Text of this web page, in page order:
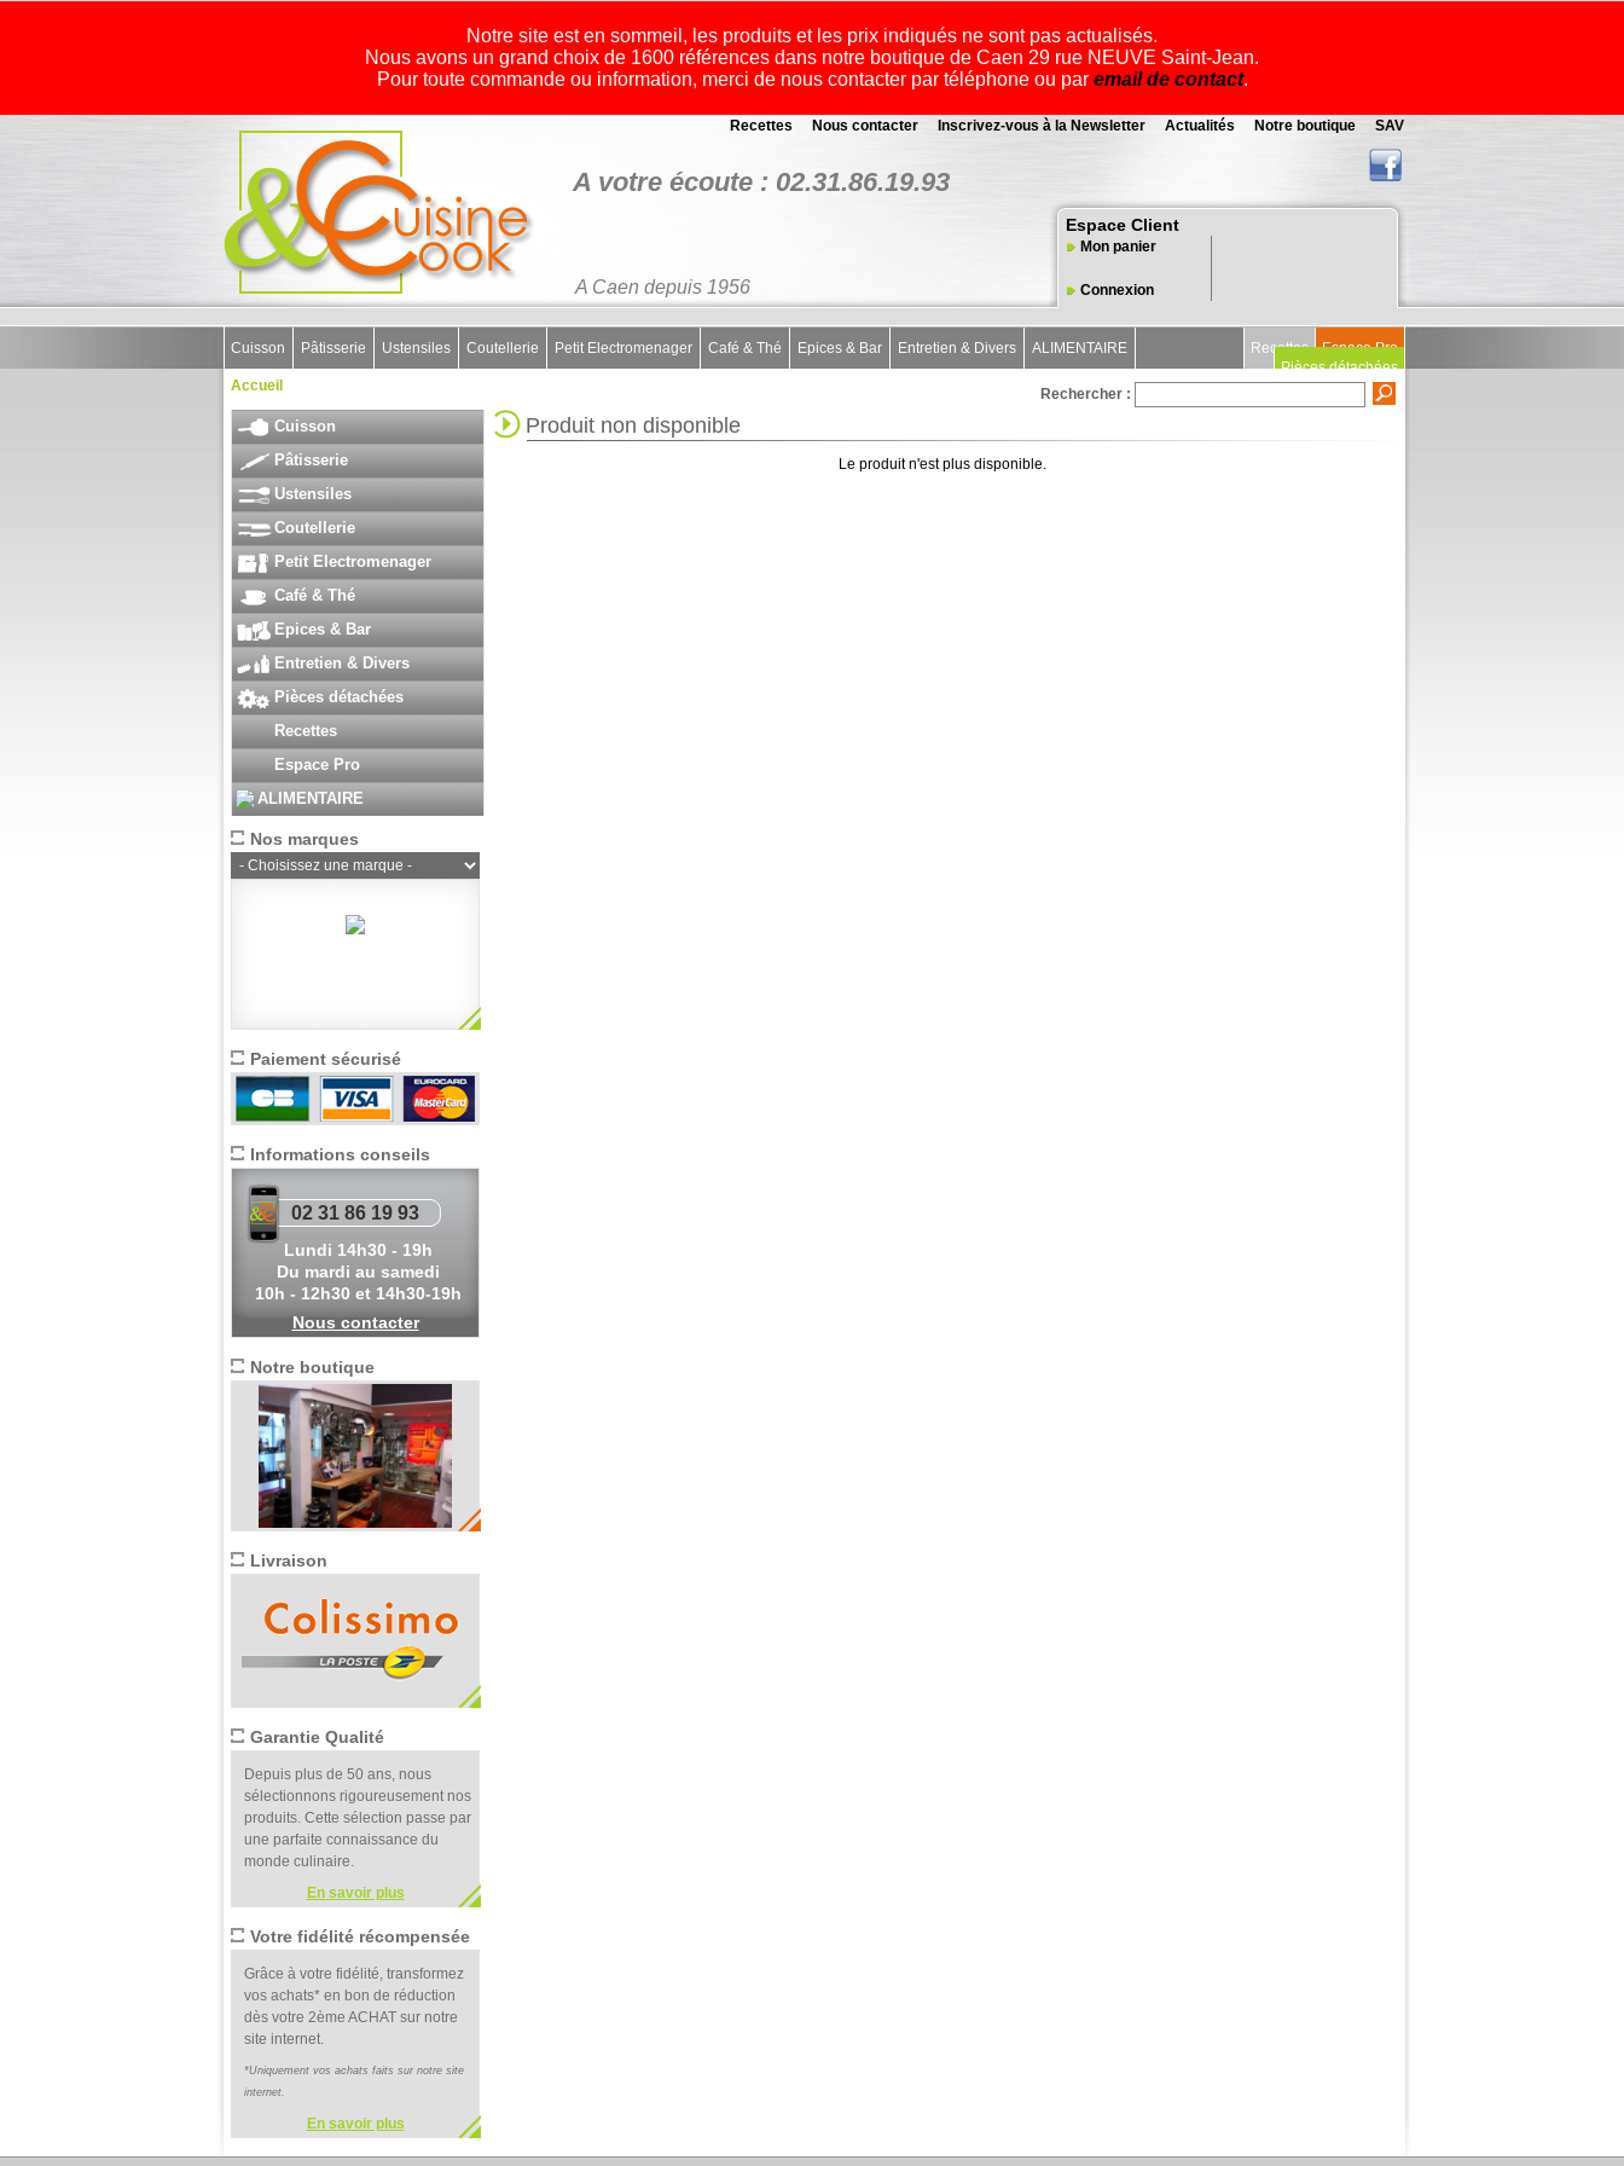
Notre site est en sommeil, les produits et les prix indiqués ne sont pas actualisés.
Nous avons un grand choix de 1600 références dans notre boutique de Caen 29 rue NEUVE Saint-Jean.
Pour toute commande ou information, merci de nous contacter par téléphone ou par email de contact.
Recettes Nous contacter Inscrivez-vous à la Newsletter Actualités Notre boutique SAV
A votre écoute : 02.31.86.19.93
A Caen depuis 1956
Espace Client
Mon panier
Connexion
Cuisson Pâtisserie Ustensiles Coutellerie Petit Electromenager Café & Thé Epices & Bar Entretien & Divers ALIMENTAIRE Espace Pro
Recettes
Pièces détachées
Accueil
Cuisson
Pâtisserie
Ustensiles
Coutellerie
Petit Electromenager
Café & Thé
Epices & Bar
Entretien & Divers
Pièces détachées
Recettes
Espace Pro
ALIMENTAIRE
Nos marques
Paiement sécurisé
Informations conseils
02 31 86 19 93
Lundi 14h30 - 19h
Du mardi au samedi
10h - 12h30 et 14h30-19h
Nous contacter
Notre boutique
Livraison
Garantie Qualité
Depuis plus de 50 ans, nous
sélectionnons rigoureusement nos
produits. Cette sélection passe par
une parfaite connaissance du
monde culinaire.
En savoir plus
Votre fidélité récompensée
Grâce à votre fidélité, transformez
vos achats* en bon de réduction
dès votre 2ème ACHAT sur notre
site internet.
*Uniquement vos achats faits sur notre site
internet.
En savoir plus
Rechercher :
Produit non disponible
Le produit n'est plus disponible.